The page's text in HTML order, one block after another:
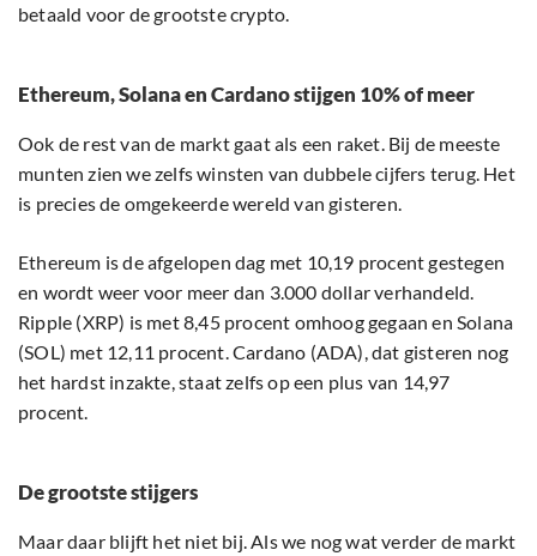
betaald voor de grootste crypto.
Ethereum, Solana en Cardano stijgen 10% of meer
Ook de rest van de markt gaat als een raket. Bij de meeste
munten zien we zelfs winsten van dubbele cijfers terug. Het
is precies de omgekeerde wereld van gisteren.
Ethereum is de afgelopen dag met 10,19 procent gestegen
en wordt weer voor meer dan 3.000 dollar verhandeld.
Ripple (XRP) is met 8,45 procent omhoog gegaan en Solana
(SOL) met 12,11 procent. Cardano (ADA), dat gisteren nog
het hardst inzakte, staat zelfs op een plus van 14,97
procent.
De grootste stijgers
Maar daar blijft het niet bij. Als we nog wat verder de markt